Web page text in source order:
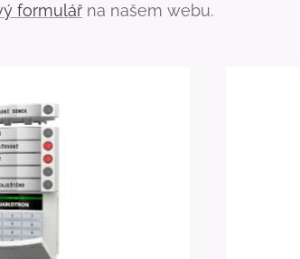
formulář na našem webu.